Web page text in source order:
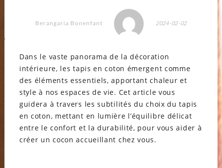
Berangaria Bonenfant 2024-02-02
Dans le vaste panorama de la décoration
intérieure, les tapis en coton émergent comme
des éléments essentiels, apportant chaleur et
style à nos espaces de vie. Cet article vous
guidera à travers les subtilités du choix du tapis
en coton, mettant en lumière l’équilibre délicat
entre le confort et la durabilité, pour vous aider à
créer un cocon accueillant chez vous.